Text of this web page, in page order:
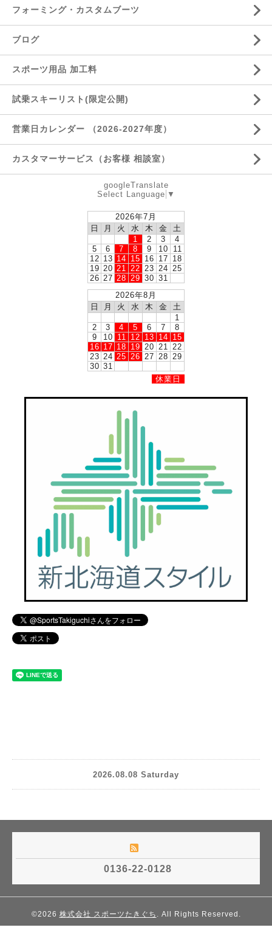
フォーミング・カスタムブーツ
ブログ
スポーツ用品 加工料
試乗スキーリスト(限定公開)
営業日カレンダー （2026-2027年度）
カスタマーサービス（お客様 相談室）
googleTranslate
Select Language ▼
2026年7月
日
月 火 水 木 金
土
1
2 3
4
5
6 7 8 9 10
11
12 13 14 15 16 17 18
19 20 21 22 23 24 25
26 27 28 29 30 31
2026年8月
日
月 火 水 木 金
土
1
2
3 4 5 6 7
8
9
10 11 12 13 14 15
16 17 18 19 20 21
22
23 24 25 26 27 28 29
30 31
休業日
2026.08.08 Saturday
0136-22-0128
©2026 株式会社 スポーツたきぐち . All Rights Reserved.